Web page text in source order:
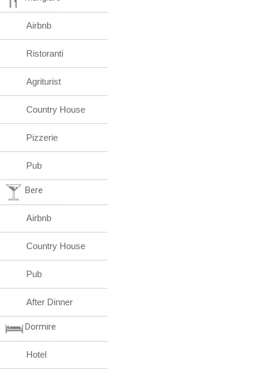
Airbnb
Ristoranti
Agriturist
Country House
Pizzerie
Pub
Bere
Airbnb
Country House
Pub
After Dinner
Dormire
Hotel